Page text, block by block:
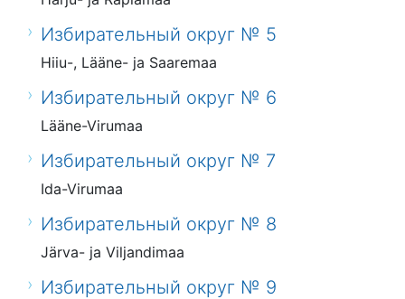
Избирательный округ № 5
Hiiu-, Lääne- ja Saaremaa
Избирательный округ № 6
Lääne-Virumaa
Избирательный округ № 7
Ida-Virumaa
Избирательный округ № 8
Järva- ja Viljandimaa
Избирательный округ № 9